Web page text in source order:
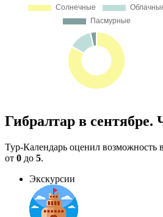
Гибралтар в сентябре.
Тур-Календарь оценил возможность
от 0 до 5.
Экскурсии